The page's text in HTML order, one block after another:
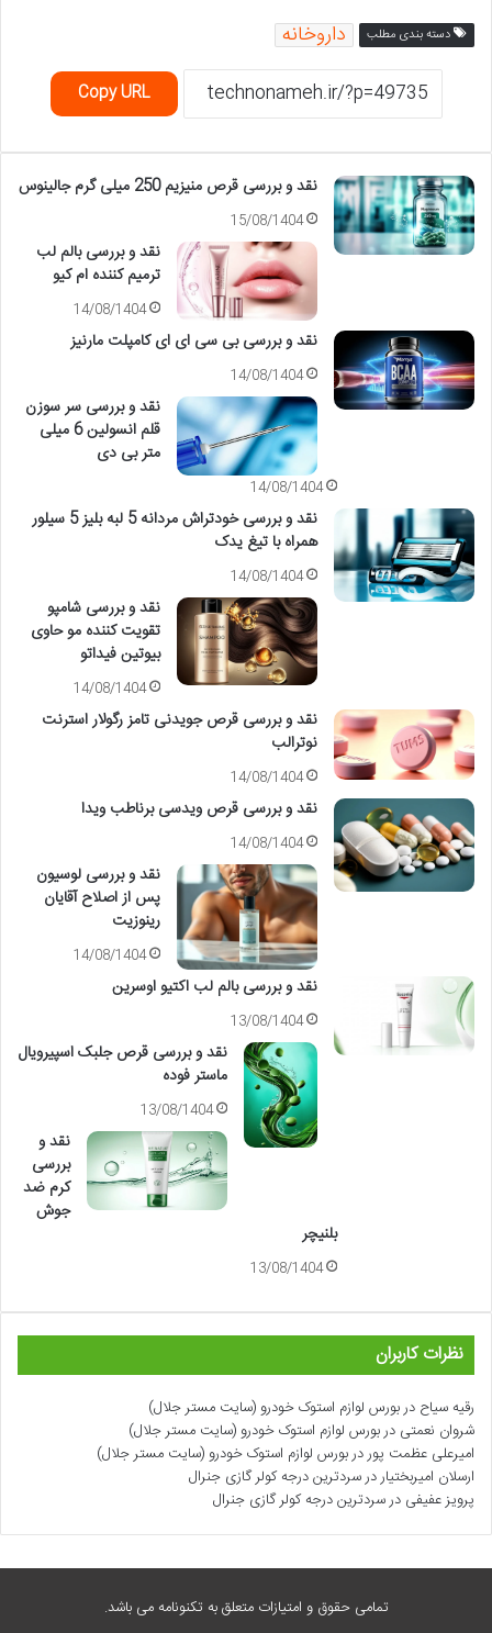
دسته بندی مطلب داروخانه
Copy URL
نقد و بررسی قرص منیزیم 250 میلی گرم جالینوس
15/08/1404
نقد و بررسی بالم لب
ترمیم کننده ام کیو
14/08/1404
نقد و بررسی بی سی ای ای کامپلت مارنیز
14/08/1404
نقد و بررسی سر سوزن
قلم انسولین 6 میلی
متر بی دی
14/08/1404
نقد و بررسی خودتراش مردانه 5 لبه بلیز 5 سیلور
همراه با تیغ یدک
14/08/1404
نقد و بررسی شامپو
تقویت کننده مو حاوی
بیوتین فیداتو
14/08/1404
نقد و بررسی قرص جویدنی تامز رگولار استرنت
نوترالب
14/08/1404
نقد و بررسی قرص ویدسی برناطب ویدا
14/08/1404
نقد و بررسی لوسیون
پس از اصلاح آقایان
رینوزیت
14/08/1404
نقد و بررسی بالم لب اکتیو اوسرین
13/08/1404
نقد و بررسی قرص جلبک اسپیرویال
ماستر فوده
13/08/1404
نقد و
بررسی
کرم ضد
جوش
بلنیچر
13/08/1404
نظرات کاربران
رقیه سیاح دربورس لوازم استوک خودرو (سایت مستر جلال)
شروان نعمتی دربورس لوازم استوک خودرو (سایت مستر جلال)
امیرعلی عظمت پوردربورس لوازم استوک خودرو (سایت مستر جلال)
ارسلان امیربختیاردرسردترین درجه کولر گازی جنرال
پرویز عفیفی درسردترین درجه کولر گازی جنرال
تمامی حقوق و امتیازات متعلق به تکنونامه می باشد.